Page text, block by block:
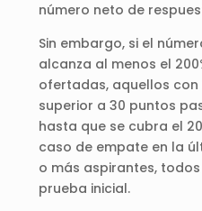
número neto de
Sin embargo, si el
alcanza al menos el
ofertadas, aquellos
superior a 30 puntos
hasta que se cubra el
caso de empate en la
o más aspirantes,
prueba inicial.